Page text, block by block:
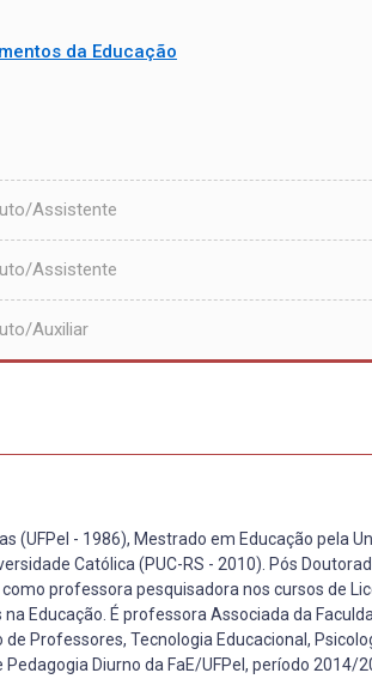
da Educação
Assistente
Assistente
Auxiliar
(UFPel - 1986), Mestrado em Educação pela
Católica (PUC-RS - 2010). Pós
professora pesquisadora nos cursos de
Educação. É professora Associada da
Professores, Tecnologia Educacional,
Diurno da FaE/UFPel, período 2014/